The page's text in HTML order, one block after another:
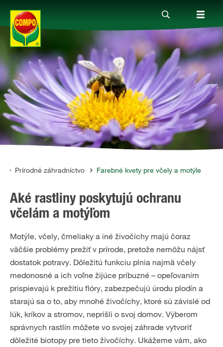
Produkty
Rady a tipy
Témy
Kde kúpiť
Spoločnosť
Prírodné záhradníctvo Farebné kvety pre včely a motýle
Aké rastliny poskytujú ochranu
včelám a motýľom
Motýle, včely, čmeliaky a iné živočíchy majú čoraz
väčšie problémy prežiť v prírode, pretože nemôžu nájsť
dostatok potravy. Dôležitú funkciu plnia najmä včely
medonosné a ich voľne žijúce príbuzné – opeľovaním
prispievajú k prežitiu flóry, zabezpečujú úrodu plodín a
starajú sa o to, aby mnohé živočíchy, ktoré sú závislé od
lúk, kríkov a stromov, neprišli o svoj domov. Výberom
správnych rastlín môžete vo svojej záhrade vytvoriť
dôležité biotopy pre tieto živočíchy. Ukážeme vám, ako